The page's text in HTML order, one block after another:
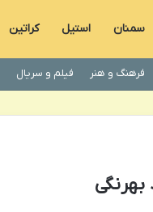
سمنان استیل کراتین
فرهنگ و هنر فیلم و سریال